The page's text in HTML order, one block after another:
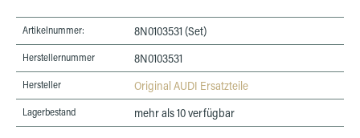
Artikelnummer: 8N0103531 (Set)
Herstellernummer 8N0103531
Hersteller Original AUDI Ersatzteile
Lagerbestand mehr als 10 verfügbar